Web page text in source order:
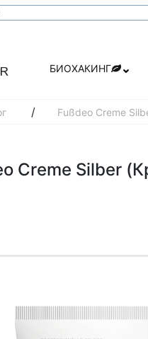
БИОХАКИНГ
/ Fußdeo Creme
Creme Silber